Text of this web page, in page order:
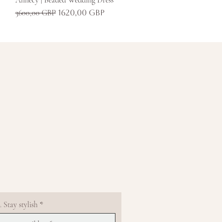
Szokásos ár
3600,00 GBP Akciós ár
1620,00 GBP
Stay stylish